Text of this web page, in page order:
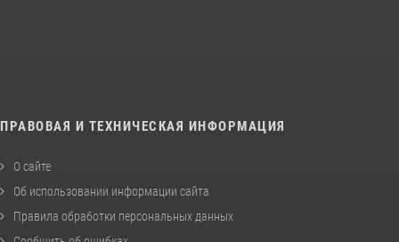
ПРАВОВАЯ И ТЕХНИЧЕСКАЯ ИНФОРМАЦИЯ
О сайте
Об использовании информации сайта
Правила обработки персональных данных